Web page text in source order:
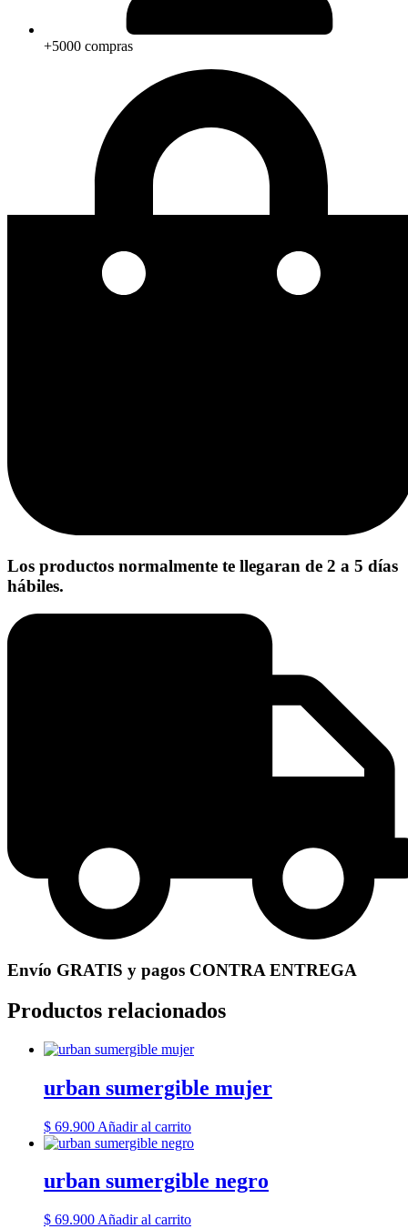
+5000 compras
Los productos normalmente te llegaran de 2 a 5 días
hábiles.
Envío GRATIS y pagos CONTRA ENTREGA
Productos relacionados
urban sumergible mujer
$ 69.900 Añadir al carrito
urban sumergible negro
$ 69.900 Añadir al carrito